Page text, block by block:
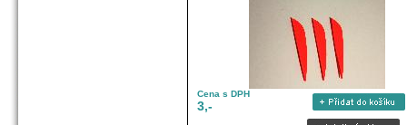
Cena s DPH
3,-